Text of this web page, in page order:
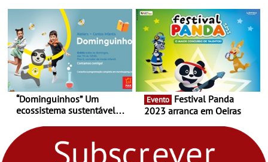
29 de abril, às 21h00
“Dominguinhos” Um
ecossistema sustentável
fores - Atelier de Educação
Ambiental nos
“Dominguinhos” de 23 de
Evento
2023 arranca em Oeiras